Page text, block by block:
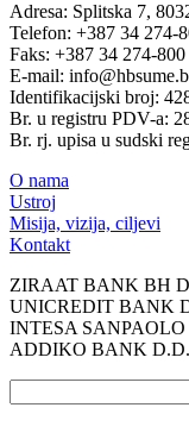
Adresa: Splitska 7,
Telefon: +387 34 274-
Faks: +387 34 274-800
E-mail:
Identifikacijski broj:
Br. u registru PDV-a:
Br. rj. upisa u sudski
O nama
Ustroj
Misija, vizija, ciljevi
Kontakt
ZIRAAT BANK BH
UNICREDIT BANK
INTESA SANPAOLO
ADDIKO BANK D.D.